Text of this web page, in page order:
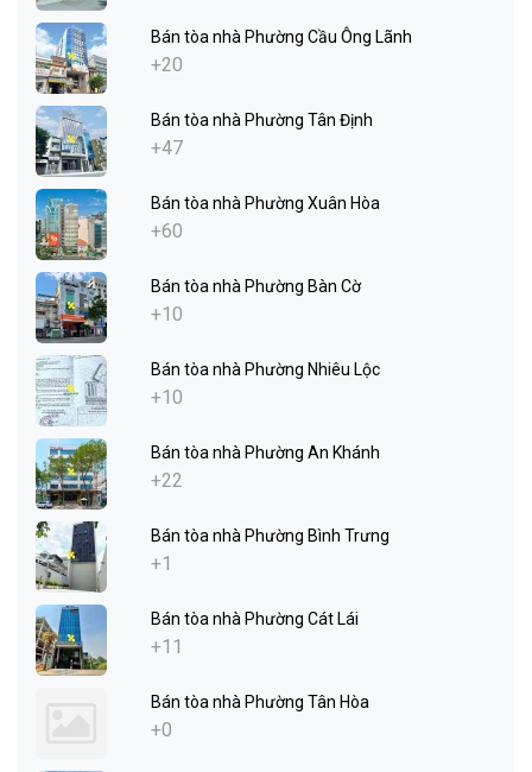
Bán tòa nhà Phường Cầu Ông Lãnh
+20
Bán tòa nhà Phường Tân Định
+47
Bán tòa nhà Phường Xuân Hòa
+60
Bán tòa nhà Phường Bàn Cờ
+10
Bán tòa nhà Phường Nhiêu Lộc
+10
Bán tòa nhà Phường An Khánh
+22
Bán tòa nhà Phường Bình Trưng
+1
Bán tòa nhà Phường Cát Lái
+11
Bán tòa nhà Phường Tân Hòa
+0